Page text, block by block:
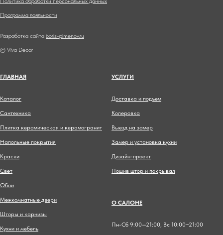
Программа лояльности
Разработка сайта boris-pimenov.ru
© Viva Decor
ГЛАВНАЯ
Каталог
Сантехника
Плитка керамическая и керамогранит
Напольные покрытия
Краски
Свет
Обои
Межкомнатные двери
Шторы и карнизы
Кухни и мебель
УСЛУГИ
Доставка и подъем
Колеровка
Выезд на замер
Замер и установка кухни
Дизайн-проект
Пошив штор и покрывал
О САЛОНЕ
Пн-Сб 9:00—21:00, Вс 10:00−21:00